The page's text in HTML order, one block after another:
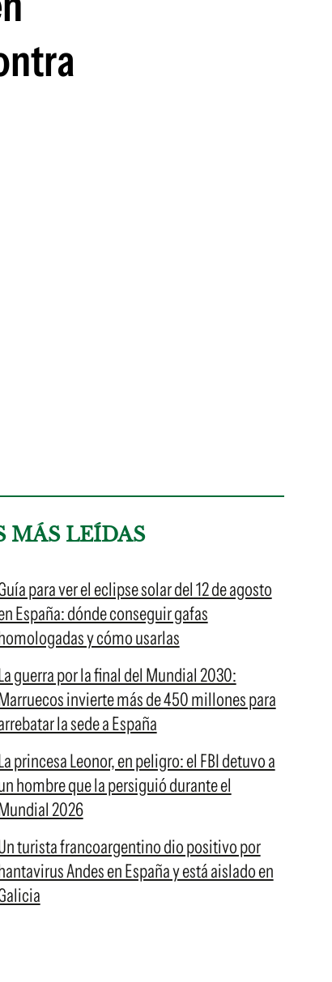
en:
MÁS LEÍDAS
para ver el eclipse solar del 12 de agosto
España: dónde conseguir gafas
y cómo usarlas
guerra por la final del Mundial 2030:
invierte más de 450 millones para
la sede a España
princesa Leonor, en peligro: el FBI detuvo a
hombre que la persiguió durante el
2026
turista francoargentino dio positivo por
Andes en España y está aislado en